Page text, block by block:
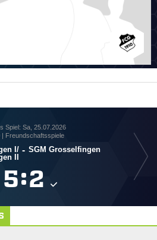
Spiel: Sa, 25.07.2026
| Freundschaftsspiele
I/​
II
- SGM Grosselfingen
: